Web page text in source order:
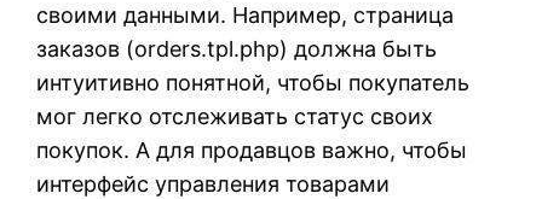
своими данными. Например, страница
заказов (orders.tpl.php) должна быть
интуитивно понятной, чтобы покупатель
мог легко отслеживать статус своих
покупок. А для продавцов важно, чтобы
интерфейс управления товарами